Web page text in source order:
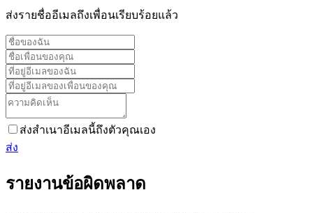
ส่งรายชื่ออีเมลถึงเพื่อนเรียบร้อยแล้ว
ส่งสำเนาอีเมลนี้ถึงตัวคุณเอง
ส่ง
รายงานข้อผิดพลาด